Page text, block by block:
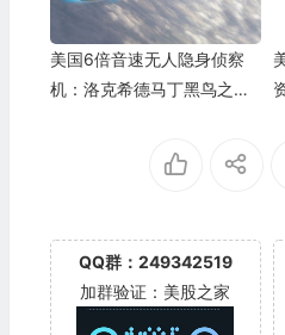
美国6倍音速无人隐身侦察
机：洛克希德马丁黑鸟之子
QQ群：249342519
加群验证：美股之家